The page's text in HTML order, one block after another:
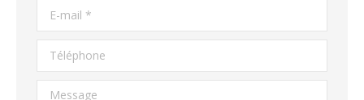
E-mail *
Téléphone
Message